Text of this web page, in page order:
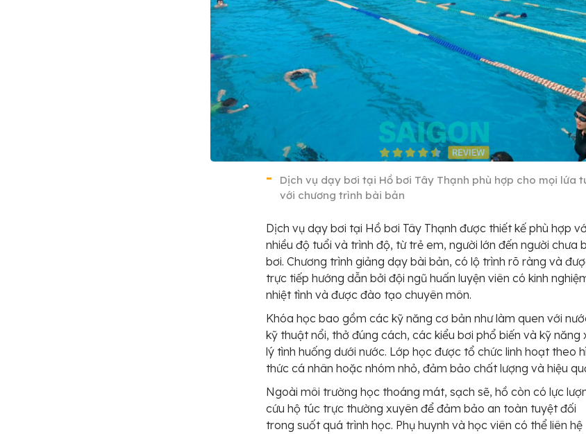
Dịch vụ dạy bơi tại Hồ bơi Tây Thạnh phù hợp cho mọi lứa
với chương trình bài bản
Dịch vụ dạy bơi tại Hồ bơi Tây Thạnh được thiết kế phù hợp
nhiều độ tuổi và trình độ, từ trẻ em, người lớn đến người chưa
bơi. Chương trình giảng dạy bài bản, có lộ trình rõ ràng và
trực tiếp hướng dẫn bởi đội ngũ huấn luyện viên có kinh
nhiệt tình và được đào tạo chuyên môn.
Khóa học bao gồm các kỹ năng cơ bản như làm quen với
kỹ thuật nổi, thở đúng cách, các kiểu bơi phổ biến và kỹ năng
lý tình huống dưới nước. Lớp học được tổ chức linh hoạt theo
thức cá nhân hoặc nhóm nhỏ, đảm bảo chất lượng và hiệu
Ngoài môi trường học thoáng mát, sạch sẽ, hồ còn có lực
cứu hộ túc trực thường xuyên để đảm bảo an toàn tuyệt đối
trong suốt quá trình học. Phụ huynh và học viên có thể liên hệ